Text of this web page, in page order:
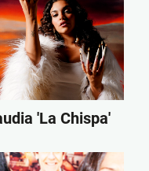
'La Chispa'